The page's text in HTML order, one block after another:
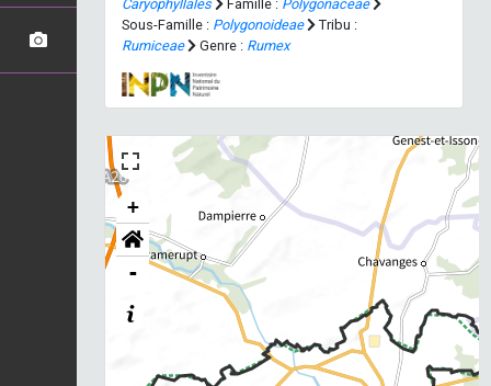
Caryophyllales
Famille : Polygonaceae
Sous-Famille : Polygonoideae
Tribu :
Rumiceae
Genre : Rumex
+
-